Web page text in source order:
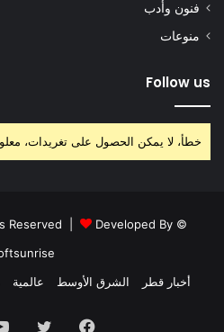
فنون وأدب
منوعات
Follow us
خطأ، لا يمكن الحصول على تغريدات،
© Copyright 2026, All Rights Reserved |
Developed By
أخبار قطر
الشرق الأوسط عالمية
فيسبوك تويتر